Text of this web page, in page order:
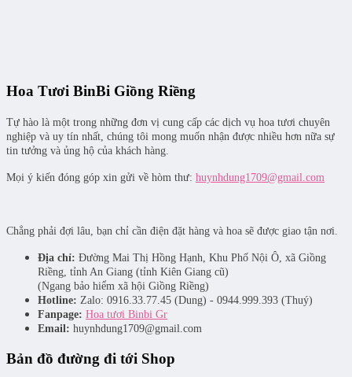
Hoa Tươi BinBi Giồng Riềng
Tự hào là một trong những đơn vị cung cấp các dịch vụ hoa tươi chuyên
nghiệp và uy tín nhất, chúng tôi mong muốn nhận được nhiều hơn nữa sự
tin tưởng và ủng hộ của khách hàng.
Mọi ý kiến đóng góp xin gửi về hòm thư: huynhdung1709@gmail.com
Chẳng phải đợi lâu, bạn chỉ cần điện đặt hàng và hoa sẽ được giao tận nơi.
Địa chỉ: Đường Mai Thị Hồng Hạnh, Khu Phố Nội Ô, xã Giồng
Riềng, tỉnh An Giang (tỉnh Kiên Giang cũ)
(Ngang bảo hiểm xã hội Giồng Riềng)
Hotline: Zalo: 0916.33.77.45 (Dung) - 0944.999.393 (Thuý)
Fanpage: Hoa tươi Binbi Gr
Email: huynhdung1709@gmail.com
Bản đồ đường đi tới Shop